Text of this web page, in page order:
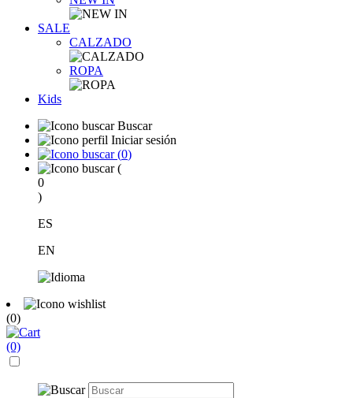
SALE
CALZADO
ROPA
Kids
Buscar
Iniciar sesión
(0)
(
0
)
ES
EN
(0)
(0)